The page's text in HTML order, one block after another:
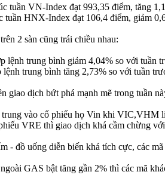
tuần VN-Index đạt 993,35 điểm, tăng
tuần HNX-Index đạt 106,4 điểm, giảm
2 sàn cũng trái chiều nhau:
lệnh trung bình giảm 4,04% so với tuần
trung bình tăng 2,73% so với tuần
giao dịch bứt phá mạnh mẽ trong tuần
trung vào cổ phiếu họ Vin khi VIC,VHM
VRE thì giao dịch khá cầm chừng
- đồ uống diễn biến khá tích cực, các
GAS bật tăng gần 2% thì các mã